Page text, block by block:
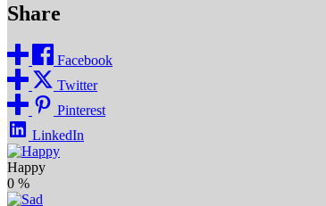
Share
Facebook
Twitter
Pinterest
LinkedIn
Happy
0 %